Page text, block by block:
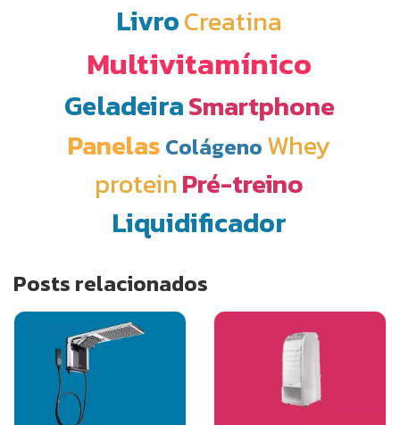
LivroCreatina
Multivitamínico
GeladeiraSmartphone
Panelas Colágeno Whey
proteinPré-treino
Liquidificador
Posts relacionados